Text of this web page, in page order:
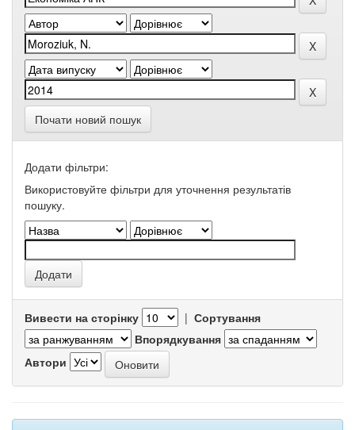
Почати новий пошук
Додати фільтри:
Використовуйте фільтри для уточнення результатів
пошуку.
Вивести на сторінку | Сортування
Впорядкування
Автори